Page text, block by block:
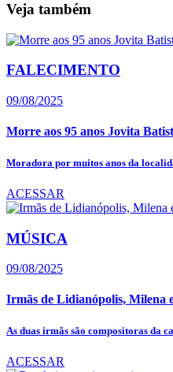
Veja também
FALECIMENTO
09/08/2025
Morre aos 95 anos Jovita
Moradora por muitos anos da
ACESSAR
MÚSICA
09/08/2025
Irmãs de Lidianópolis, Milena
As duas irmãs são compositoras da
ACESSAR